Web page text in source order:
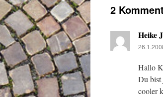
2
Heike
Hallo
Du bist
cooler